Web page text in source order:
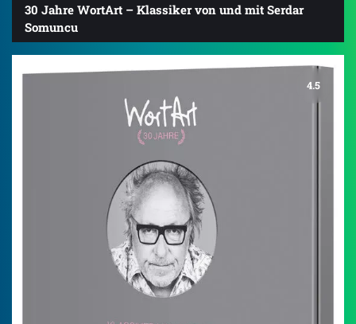
30 Jahre WortArt – Klassiker von und mit Serdar
Somuncu
4.5